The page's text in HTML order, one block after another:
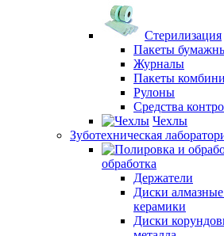
Стерилизация
Пакеты
Журналы
Пакеты
Рулоны
Средства
Чехлы
Зуботехническая
обработка
Держатели
Диски
керамики
Диски